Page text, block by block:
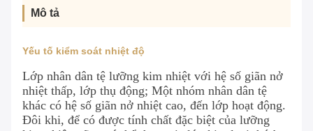
Mô tả
Yếu tố kiểm soát nhiệt độ
Lớp nhân dân tệ lưỡng kim nhiệt với hệ số giãn nở
nhiệt thấp, lớp thụ động; Một nhóm nhân dân tệ
khác có hệ số giãn nở nhiệt cao, đến lớp hoạt động.
Đôi khi, để có được tính chất đặc biệt của lưỡng